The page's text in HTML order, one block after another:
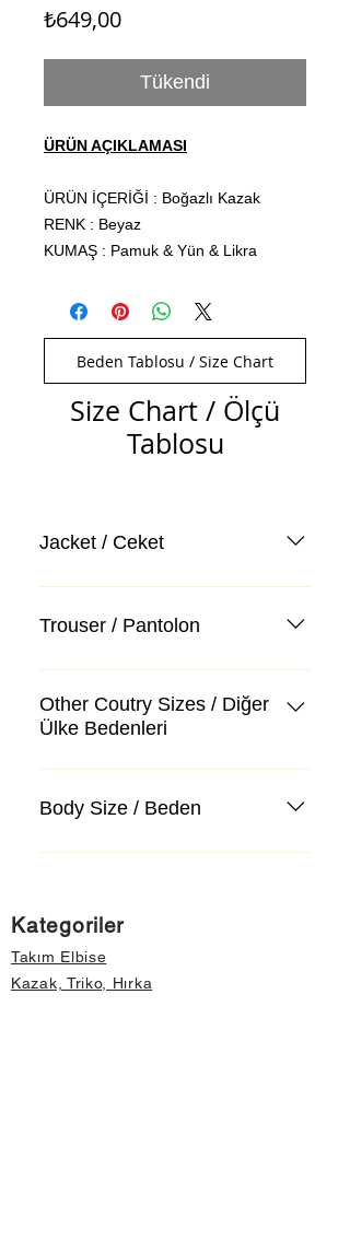
₺649,00Fiyat
Tükendi
ÜRÜN AÇIKLAMASI
ÜRÜN İÇERİĞİ : Boğazlı Kazak
RENK : Beyaz
KUMAŞ : Pamuk & Yün & Likra
Beden Tablosu / Size Chart
Size Chart / Ölçü
Tablosu
Jacket / Ceket
Trouser / Pantolon
Other Coutry Sizes / Diğer
Ülke Bedenleri
Body Size / Beden
Kategoriler
Takım Elbise
Kazak, Triko, Hırka